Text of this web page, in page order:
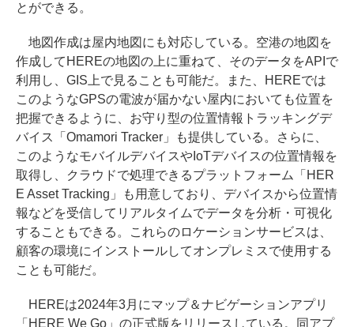
とができる。
地図作成は屋内地図にも対応している。空港の地図を
作成してHEREの地図の上に重ねて、そのデータをAPIで
利用し、GIS上で見ることも可能だ。また、HEREでは
このようなGPSの電波が届かない屋内においても位置を
把握できるように、お守り型の位置情報トラッキングデ
バイス「Omamori Tracker」も提供している。さらに、
このようなモバイルデバイスやIoTデバイスの位置情報を
取得し、クラウドで処理できるプラットフォーム「HER
E Asset Tracking」も用意しており、デバイスから位置情
報などを受信してリアルタイムでデータを分析・可視化
することもできる。これらのロケーションサービスは、
顧客の環境にインストールしてオンプレミスで使用する
ことも可能だ。
HEREは2024年3月にマップ＆ナビゲーションアプリ
「HERE We Go」の正式版をリリースしている。同アプ